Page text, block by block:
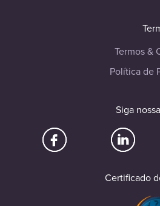
Termos &
Política de
Siga
Certificado